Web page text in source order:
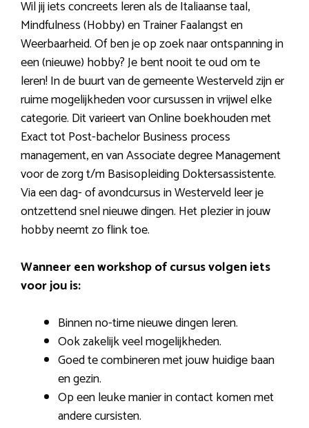
Wil jij iets concreets leren als de Italiaanse taal,
Mindfulness (Hobby) en Trainer Faalangst en
Weerbaarheid. Of ben je op zoek naar ontspanning in
een (nieuwe) hobby? Je bent nooit te oud om te
leren! In de buurt van de gemeente Westerveld zijn er
ruime mogelijkheden voor cursussen in vrijwel elke
categorie. Dit varieert van Online boekhouden met
Exact tot Post-bachelor Business process
management, en van Associate degree Management
voor de zorg t/m Basisopleiding Doktersassistente.
Via een dag- of avondcursus in Westerveld leer je
ontzettend snel nieuwe dingen. Het plezier in jouw
hobby neemt zo flink toe.
Wanneer een workshop of cursus volgen iets
voor jou is:
Binnen no-time nieuwe dingen leren.
Ook zakelijk veel mogelijkheden.
Goed te combineren met jouw huidige baan
en gezin.
Op een leuke manier in contact komen met
andere cursisten.